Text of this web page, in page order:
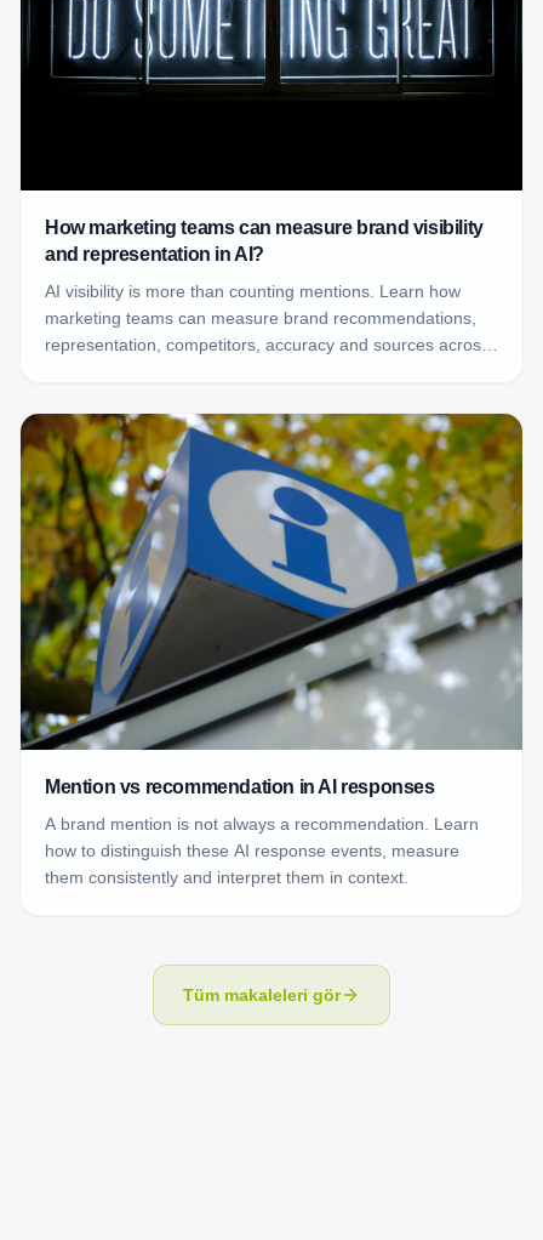
How marketing teams can measure brand visibility
and representation in AI?
AI visibility is more than counting mentions. Learn how
marketing teams can measure brand recommendations,
representation, competitors, accuracy and sources across
Mention vs recommendation in AI responses
A brand mention is not always a recommendation. Learn
how to distinguish these AI response events, measure
them consistently and interpret them in context.
Tüm makaleleri gör